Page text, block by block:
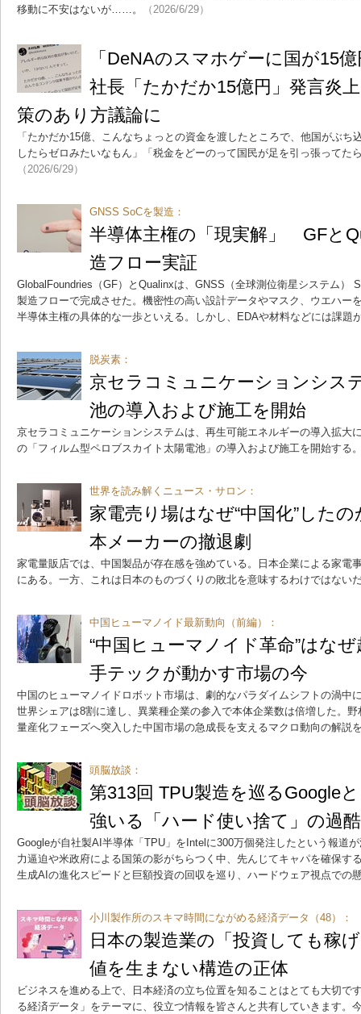
移動に不安はないが……。
（2026/6/29）
「DeNAのスマホゲーに国が15
社長「たかだか15億円」発言
策のあり方議論に
「たかだか15億、こんなちょっとの資金を渡したところで、他国がぶち
したらゼロみたいなもん」「税金をどーのって国民が足を引っ張ってた
（2026/6/29）
GNSS SoCを製造：
半導体主権の「現実解」 GFと
造フロー実証
GlobalFoundries（GF）とQualinxは、GNSS（全球測位衛星システム）
製造フローで完成させた。機密性の高い設計データやマスク、ウエハー
半導体主権の具体的な一歩といえる。しかし、EDAや材料などには課題
脱炭素：
京セラコミュニケーションシス
池の導入および施工を開始
京セラコミュニケーションシステムは、再生可能エネルギーの導入拡大
の「フィルム型ペロブスカイト太陽電池」の導入および施工を開始する
世界を読み解くニュース・サロン：
家電売り場はなぜ“中国化”した
本メーカーの撤退劇
家電量販店では、中国製品が存在感を強めている。日本企業による家電
にある。一方、これは日本のものづくりの敗北を意味するわけではない
中国ヒューマノイド最新動向（前編）：
“中国ヒューマノイド革命”はな
手テックが動かす市場の今
中国のヒューマノイドロボット市場は、劇的なパラダイムシフトの渦中
世界シェアは8割に達し、異業種企業の参入で本体企業数は倍増した。
量産化フェーズへ突入した中国市場の急成長を支えるマクロ動向の解説
頭脳放談：
第313回 TPU製造を巡るGoogle
強いる「ハード使い捨て」の過
Googleが自社製AI半導体「TPU」をIntelに300万個発注したという報道
力逼迫や米政府による国策の影がちらつく中、先んじてキャパを確保す
生成AIの進化スピードと巨額投資の回収を巡り、ハードウェア視点での
小川製作所のスキマ時間にながめる経済データ（48）：
日本の製造業の「投資しても稼
値を生まない構造の正体
ビジネスを進める上で、日本経済の立ち位置を知ることはとても大切で
る経済データ」をテーマに、役立つ情報を皆さんと共有していきます。